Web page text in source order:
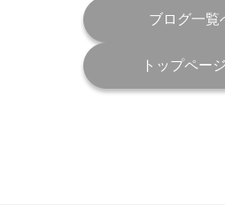
ブログ一覧
トップペー